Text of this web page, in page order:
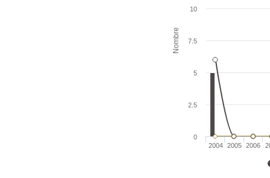
Nombre
2004 2005 2006
0
2.5
5
7.5
10